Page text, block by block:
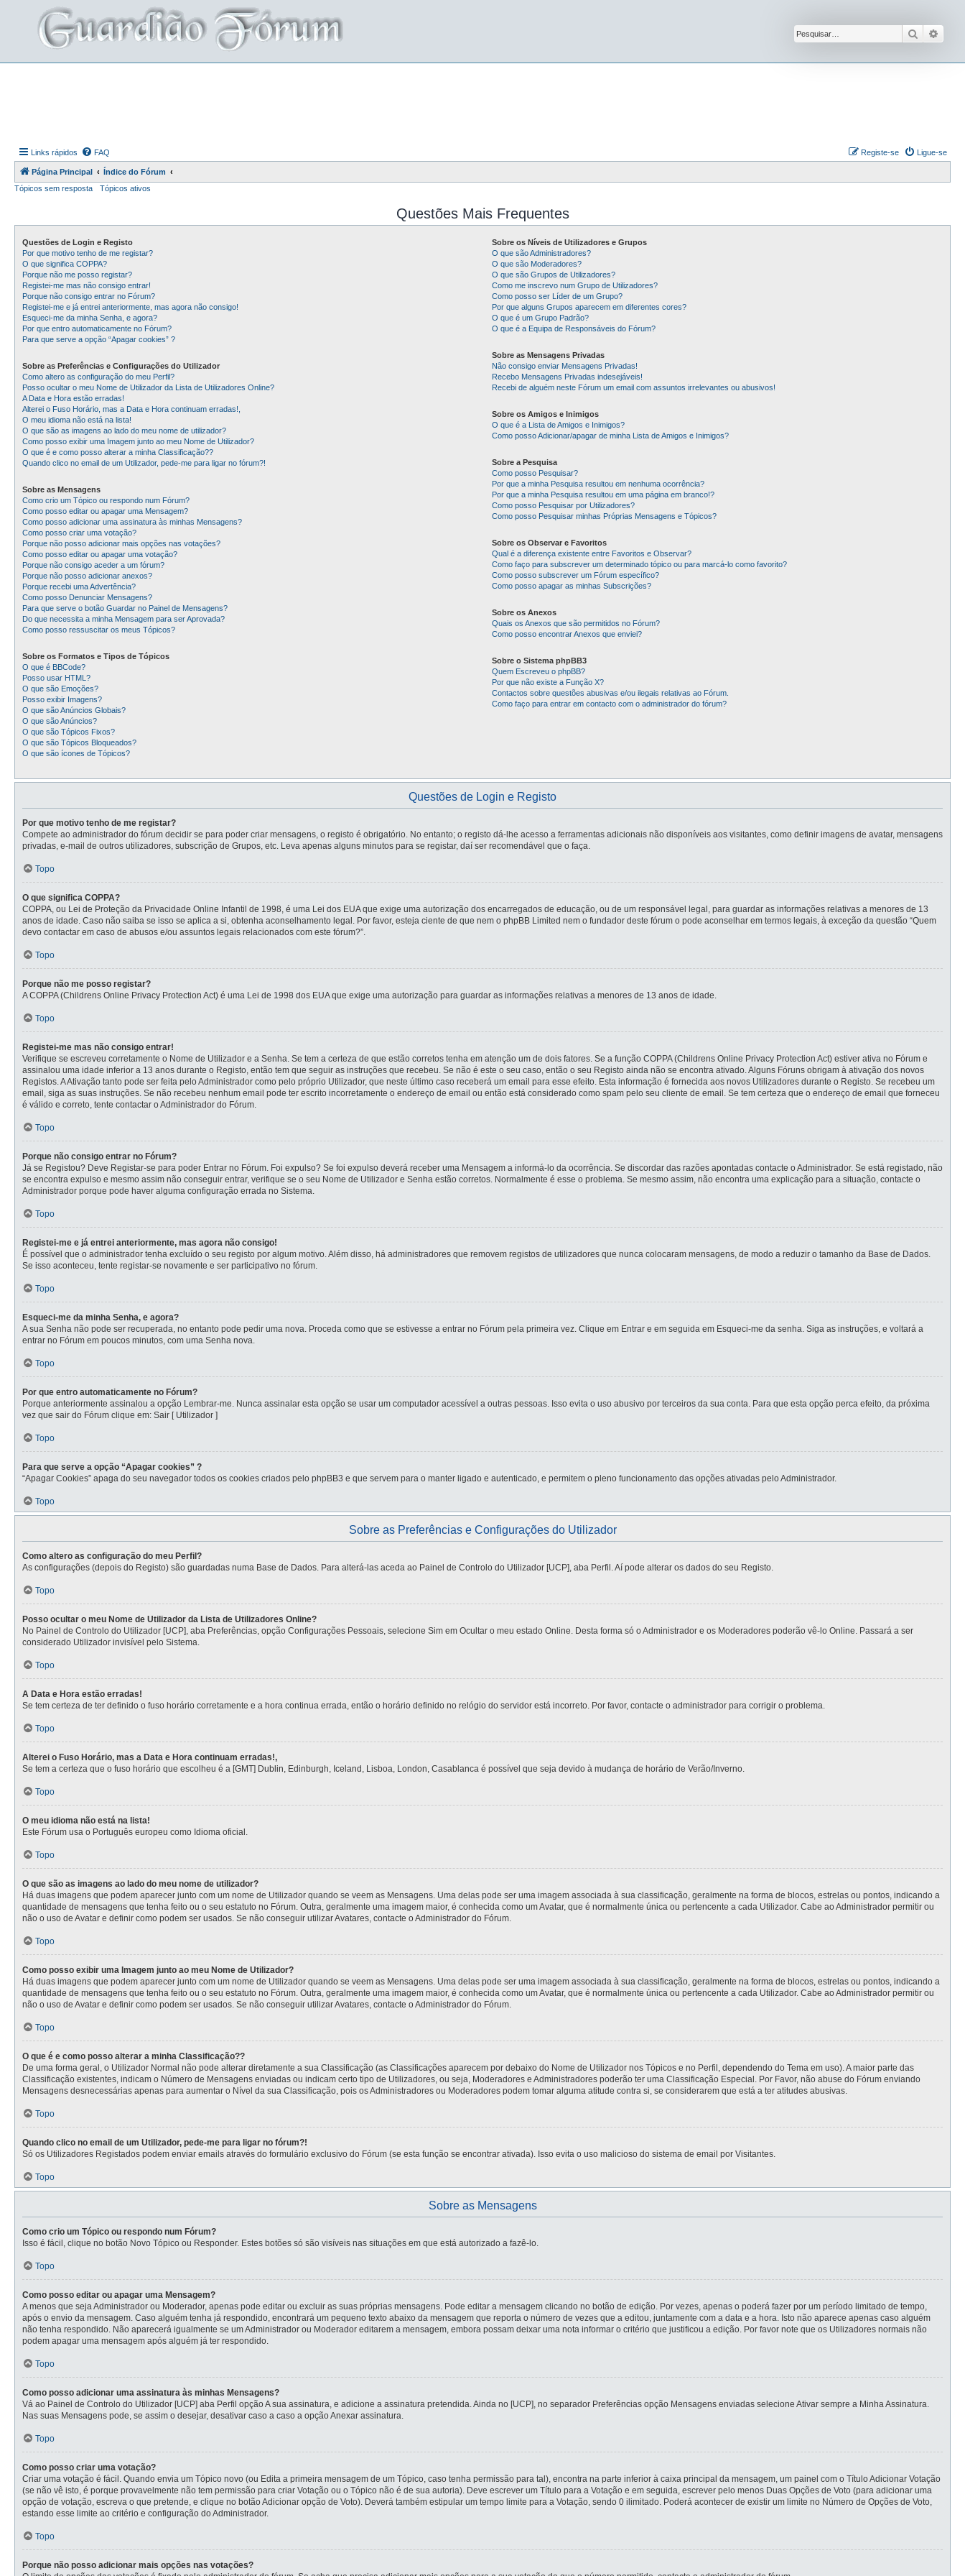
Pesquisar
Links rápidos FAQ Ligue-se
Registe-se
Página Principal
Índice do Fórum
Tópicos sem resposta
Tópicos ativos
Questões Mais Frequentes
Questões de Login e Registo
Por que motivo tenho de me registar?
O que significa COPPA?
Porque não me posso registar?
Registei-me mas não consigo entrar!
Porque não consigo entrar no Fórum?
Registei-me e já entrei anteriormente, mas agora não consigo!
Esqueci-me da minha Senha, e agora?
Por que entro automaticamente no Fórum?
Para que serve a opção “Apagar cookies” ?
Sobre as Preferências e Configurações do Utilizador
Como altero as configuração do meu Perfil?
Posso ocultar o meu Nome de Utilizador da Lista de Utilizadores Online?
A Data e Hora estão erradas!
Alterei o Fuso Horário, mas a Data e Hora continuam erradas!,
O meu idioma não está na lista!
O que são as imagens ao lado do meu nome de utilizador?
Como posso exibir uma Imagem junto ao meu Nome de Utilizador?
O que é e como posso alterar a minha Classificação??
Quando clico no email de um Utilizador, pede-me para ligar no fórum?!
Sobre as Mensagens
Como crio um Tópico ou respondo num Fórum?
Como posso editar ou apagar uma Mensagem?
Como posso adicionar uma assinatura às minhas Mensagens?
Como posso criar uma votação?
Porque não posso adicionar mais opções nas votações?
Como posso editar ou apagar uma votação?
Porque não consigo aceder a um fórum?
Porque não posso adicionar anexos?
Porque recebi uma Advertência?
Como posso Denunciar Mensagens?
Para que serve o botão Guardar no Painel de Mensagens?
Do que necessita a minha Mensagem para ser Aprovada?
Como posso ressuscitar os meus Tópicos?
Sobre os Formatos e Tipos de Tópicos
O que é BBCode?
Posso usar HTML?
O que são Emoções?
Posso exibir Imagens?
O que são Anúncios Globais?
O que são Anúncios?
O que são Tópicos Fixos?
O que são Tópicos Bloqueados?
O que são ícones de Tópicos?
Sobre os Níveis de Utilizadores e Grupos
O que são Administradores?
O que são Moderadores?
O que são Grupos de Utilizadores?
Como me inscrevo num Grupo de Utilizadores?
Como posso ser Líder de um Grupo?
Por que alguns Grupos aparecem em diferentes cores?
O que é um Grupo Padrão?
O que é a Equipa de Responsáveis do Fórum?
Sobre as Mensagens Privadas
Não consigo enviar Mensagens Privadas!
Recebo Mensagens Privadas indesejáveis!
Recebi de alguém neste Fórum um email com assuntos irrelevantes ou abusivos!
Sobre os Amigos e Inimigos
O que é a Lista de Amigos e Inimigos?
Como posso Adicionar/apagar de minha Lista de Amigos e Inimigos?
Sobre a Pesquisa
Como posso Pesquisar?
Por que a minha Pesquisa resultou em nenhuma ocorrência?
Por que a minha Pesquisa resultou em uma página em branco!?
Como posso Pesquisar por Utilizadores?
Como posso Pesquisar minhas Próprias Mensagens e Tópicos?
Sobre os Observar e Favoritos
Qual é a diferença existente entre Favoritos e Observar?
Como faço para subscrever um determinado tópico ou para marcá-lo como favorito?
Como posso subscrever um Fórum específico?
Como posso apagar as minhas Subscrições?
Sobre os Anexos
Quais os Anexos que são permitidos no Fórum?
Como posso encontrar Anexos que enviei?
Sobre o Sistema phpBB3
Quem Escreveu o phpBB?
Por que não existe a Função X?
Contactos sobre questões abusivas e/ou ilegais relativas ao Fórum.
Como faço para entrar em contacto com o administrador do fórum?
Questões de Login e Registo
Por que motivo tenho de me registar?
Compete ao administrador do fórum decidir se para poder criar mensagens, o registo é obrigatório. No entanto; o registo dá-lhe acesso a ferramentas adicionais não disponíveis aos visitantes, como definir imagens de avatar, mensagens
privadas, e-mail de outros utilizadores, subscrição de Grupos, etc. Leva apenas alguns minutos para se registar, daí ser recomendável que o faça.
Topo
O que significa COPPA?
COPPA, ou Lei de Proteção da Privacidade Online Infantil de 1998, é uma Lei dos EUA que exige uma autorização dos encarregados de educação, ou de um responsável legal, para guardar as informações relativas a menores de 13
anos de idade. Caso não saiba se isso se aplica a si, obtenha aconselhamento legal. Por favor, esteja ciente de que nem o phpBB Limited nem o fundador deste fórum o pode aconselhar em termos legais, à exceção da questão “Quem
devo contactar em caso de abusos e/ou assuntos legais relacionados com este fórum?”.
Topo
Porque não me posso registar?
A COPPA (Childrens Online Privacy Protection Act) é uma Lei de 1998 dos EUA que exige uma autorização para guardar as informações relativas a menores de 13 anos de idade.
Topo
Registei-me mas não consigo entrar!
Verifique se escreveu corretamente o Nome de Utilizador e a Senha. Se tem a certeza de que estão corretos tenha em atenção um de dois fatores. Se a função COPPA (Childrens Online Privacy Protection Act) estiver ativa no Fórum e
assinalou uma idade inferior a 13 anos durante o Registo, então tem que seguir as instruções que recebeu. Se não é este o seu caso, então o seu Registo ainda não se encontra ativado. Alguns Fóruns obrigam à ativação dos novos
Registos. A Ativação tanto pode ser feita pelo Administrador como pelo próprio Utilizador, que neste último caso receberá um email para esse efeito. Esta informação é fornecida aos novos Utilizadores durante o Registo. Se recebeu um
email, siga as suas instruções. Se não recebeu nenhum email pode ter escrito incorretamente o endereço de email ou então está considerado como spam pelo seu cliente de email. Se tem certeza que o endereço de email que forneceu
é válido e correto, tente contactar o Administrador do Fórum.
Topo
Porque não consigo entrar no Fórum?
Já se Registou? Deve Registar-se para poder Entrar no Fórum. Foi expulso? Se foi expulso deverá receber uma Mensagem a informá-lo da ocorrência. Se discordar das razões apontadas contacte o Administrador. Se está registado, não
se encontra expulso e mesmo assim não conseguir entrar, verifique se o seu Nome de Utilizador e Senha estão corretos. Normalmente é esse o problema. Se mesmo assim, não encontra uma explicação para a situação, contacte o
Administrador porque pode haver alguma configuração errada no Sistema.
Topo
Registei-me e já entrei anteriormente, mas agora não consigo!
É possível que o administrador tenha excluído o seu registo por algum motivo. Além disso, há administradores que removem registos de utilizadores que nunca colocaram mensagens, de modo a reduzir o tamanho da Base de Dados.
Se isso aconteceu, tente registar-se novamente e ser participativo no fórum.
Topo
Esqueci-me da minha Senha, e agora?
A sua Senha não pode ser recuperada, no entanto pode pedir uma nova. Proceda como que se estivesse a entrar no Fórum pela primeira vez. Clique em Entrar e em seguida em Esqueci-me da senha. Siga as instruções, e voltará a
entrar no Fórum em poucos minutos, com uma Senha nova.
Topo
Por que entro automaticamente no Fórum?
Porque anteriormente assinalou a opção Lembrar-me. Nunca assinalar esta opção se usar um computador acessível a outras pessoas. Isso evita o uso abusivo por terceiros da sua conta. Para que esta opção perca efeito, da próxima
vez que sair do Fórum clique em: Sair [ Utilizador ]
Topo
Para que serve a opção “Apagar cookies” ?
“Apagar Cookies” apaga do seu navegador todos os cookies criados pelo phpBB3 e que servem para o manter ligado e autenticado, e permitem o pleno funcionamento das opções ativadas pelo Administrador.
Topo
Sobre as Preferências e Configurações do Utilizador
Como altero as configuração do meu Perfil?
As configurações (depois do Registo) são guardadas numa Base de Dados. Para alterá-las aceda ao Painel de Controlo do Utilizador [UCP], aba Perfil. Aí pode alterar os dados do seu Registo.
Topo
Posso ocultar o meu Nome de Utilizador da Lista de Utilizadores Online?
No Painel de Controlo do Utilizador [UCP], aba Preferências, opção Configurações Pessoais, selecione Sim em Ocultar o meu estado Online. Desta forma só o Administrador e os Moderadores poderão vê-lo Online. Passará a ser
considerado Utilizador invisível pelo Sistema.
Topo
A Data e Hora estão erradas!
Se tem certeza de ter definido o fuso horário corretamente e a hora continua errada, então o horário definido no relógio do servidor está incorreto. Por favor, contacte o administrador para corrigir o problema.
Topo
Alterei o Fuso Horário, mas a Data e Hora continuam erradas!,
Se tem a certeza que o fuso horário que escolheu é a [GMT] Dublin, Edinburgh, Iceland, Lisboa, London, Casablanca é possível que seja devido à mudança de horário de Verão/Inverno.
Topo
O meu idioma não está na lista!
Este Fórum usa o Português europeu como Idioma oficial.
Topo
O que são as imagens ao lado do meu nome de utilizador?
Há duas imagens que podem aparecer junto com um nome de Utilizador quando se veem as Mensagens. Uma delas pode ser uma imagem associada à sua classificação, geralmente na forma de blocos, estrelas ou pontos, indicando a
quantidade de mensagens que tenha feito ou o seu estatuto no Fórum. Outra, geralmente uma imagem maior, é conhecida como um Avatar, que é normalmente única ou pertencente a cada Utilizador. Cabe ao Administrador permitir ou
não o uso de Avatar e definir como podem ser usados. Se não conseguir utilizar Avatares, contacte o Administrador do Fórum.
Topo
Como posso exibir uma Imagem junto ao meu Nome de Utilizador?
Há duas imagens que podem aparecer junto com um nome de Utilizador quando se veem as Mensagens. Uma delas pode ser uma imagem associada à sua classificação, geralmente na forma de blocos, estrelas ou pontos, indicando a
quantidade de mensagens que tenha feito ou o seu estatuto no Fórum. Outra, geralmente uma imagem maior, é conhecida como um Avatar, que é normalmente única ou pertencente a cada Utilizador. Cabe ao Administrador permitir ou
não o uso de Avatar e definir como podem ser usados. Se não conseguir utilizar Avatares, contacte o Administrador do Fórum.
Topo
O que é e como posso alterar a minha Classificação??
De uma forma geral, o Utilizador Normal não pode alterar diretamente a sua Classificação (as Classificações aparecem por debaixo do Nome de Utilizador nos Tópicos e no Perfil, dependendo do Tema em uso). A maior parte das
Classificação existentes, indicam o Número de Mensagens enviadas ou indicam certo tipo de Utilizadores, ou seja, Moderadores e Administradores poderão ter uma Classificação Especial. Por Favor, não abuse do Fórum enviando
Mensagens desnecessárias apenas para aumentar o Nível da sua Classificação, pois os Administradores ou Moderadores podem tomar alguma atitude contra si, se considerarem que está a ter atitudes abusivas.
Topo
Quando clico no email de um Utilizador, pede-me para ligar no fórum?!
Só os Utilizadores Registados podem enviar emails através do formulário exclusivo do Fórum (se esta função se encontrar ativada). Isso evita o uso malicioso do sistema de email por Visitantes.
Topo
Sobre as Mensagens
Como crio um Tópico ou respondo num Fórum?
Isso é fácil, clique no botão Novo Tópico ou Responder. Estes botões só são visíveis nas situações em que está autorizado a fazê-lo.
Topo
Como posso editar ou apagar uma Mensagem?
A menos que seja Administrador ou Moderador, apenas pode editar ou excluir as suas próprias mensagens. Pode editar a mensagem clicando no botão de edição. Por vezes, apenas o poderá fazer por um período limitado de tempo,
após o envio da mensagem. Caso alguém tenha já respondido, encontrará um pequeno texto abaixo da mensagem que reporta o número de vezes que a editou, juntamente com a data e a hora. Isto não aparece apenas caso alguém
não tenha respondido. Não aparecerá igualmente se um Administrador ou Moderador editarem a mensagem, embora possam deixar uma nota informar o critério que justificou a edição. Por favor note que os Utilizadores normais não
podem apagar uma mensagem após alguém já ter respondido.
Topo
Como posso adicionar uma assinatura às minhas Mensagens?
Vá ao Painel de Controlo do Utilizador [UCP] aba Perfil opção A sua assinatura, e adicione a assinatura pretendida. Ainda no [UCP], no separador Preferências opção Mensagens enviadas selecione Ativar sempre a Minha Assinatura.
Nas suas Mensagens pode, se assim o desejar, desativar caso a caso a opção Anexar assinatura.
Topo
Como posso criar uma votação?
Criar uma votação é fácil. Quando envia um Tópico novo (ou Edita a primeira mensagem de um Tópico, caso tenha permissão para tal), encontra na parte inferior à caixa principal da mensagem, um painel com o Título Adicionar Votação
(se não vê isto, é porque provavelmente não tem permissão para criar Votação ou o Tópico não é de sua autoria). Deve escrever um Título para a Votação e em seguida, escrever pelo menos Duas Opções de Voto (para adicionar uma
opção de votação, escreva o que pretende, e clique no botão Adicionar opção de Voto). Deverá também estipular um tempo limite para a Votação, sendo 0 ilimitado. Poderá acontecer de existir um limite no Número de Opções de Voto,
estando esse limite ao critério e configuração do Administrador.
Topo
Porque não posso adicionar mais opções nas votações?